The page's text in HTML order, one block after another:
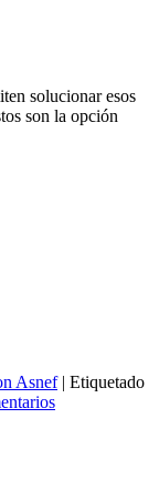
solucionar esos
son la opción
Asnef | Etiquetado